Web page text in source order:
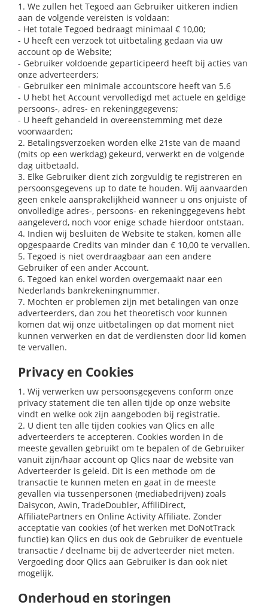
1. We zullen het Tegoed aan Gebruiker uitkeren indien
aan de volgende vereisten is voldaan:
- Het totale Tegoed bedraagt minimaal € 10,00;
- U heeft een verzoek tot uitbetaling gedaan via uw
account op de Website;
- Gebruiker voldoende geparticipeerd heeft bij acties van
onze adverteerders;
- Gebruiker een minimale accountscore heeft van 5.6
- U hebt het Account vervolledigd met actuele en geldige
persoons-, adres- en rekeninggegevens;
- U heeft gehandeld in overeenstemming met deze
voorwaarden;
2. Betalingsverzoeken worden elke 21ste van de maand
(mits op een werkdag) gekeurd, verwerkt en de volgende
dag uitbetaald.
3. Elke Gebruiker dient zich zorgvuldig te registreren en
persoonsgegevens up to date te houden. Wij aanvaarden
geen enkele aansprakelijkheid wanneer u ons onjuiste of
onvolledige adres-, persoons- en rekeninggegevens hebt
aangeleverd, noch voor enige schade hierdoor ontstaan.
4. Indien wij besluiten de Website te staken, komen alle
opgespaarde Credits van minder dan € 10,00 te vervallen.
5. Tegoed is niet overdraagbaar aan een andere
Gebruiker of een ander Account.
6. Tegoed kan enkel worden overgemaakt naar een
Nederlands bankrekeningnummer.
7. Mochten er problemen zijn met betalingen van onze
adverteerders, dan zou het theoretisch voor kunnen
komen dat wij onze uitbetalingen op dat moment niet
kunnen verwerken en dat de verdiensten door lid komen
te vervallen.
Privacy en Cookies
1. Wij verwerken uw persoonsgegevens conform onze
privacy statement die ten allen tijde op onze website
vindt en welke ook zijn aangeboden bij registratie.
2. U dient ten alle tijden cookies van Qlics en alle
adverteerders te accepteren. Cookies worden in de
meeste gevallen gebruikt om te bepalen of de Gebruiker
vanuit zijn/haar account op Qlics naar de website van
Adverteerder is geleid. Dit is een methode om de
transactie te kunnen meten en gaat in de meeste
gevallen via tussenpersonen (mediabedrijven) zoals
Daisycon, Awin, TradeDoubler, AffiliDirect,
AffiliatePartners en Online Activity Affiliate. Zonder
acceptatie van cookies (of het werken met DoNotTrack
functie) kan Qlics en dus ook de Gebruiker de eventuele
transactie / deelname bij de adverteerder niet meten.
Vergoeding door Qlics aan Gebruiker is dan ook niet
mogelijk.
Onderhoud en storingen